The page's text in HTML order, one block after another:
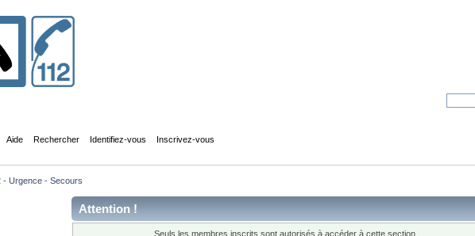
Aide Rechercher Identifiez-vous Inscrivez-vous
- Urgence - Secours
Attention !
Seuls les membres inscrits sont autorisés à accéder à cette section.